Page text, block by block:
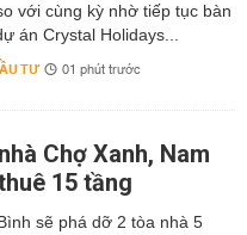
với cùng kỳ nhờ tiếp tục bàn
án Crystal Holidays...
TƯ 01 phút trước
Chợ Xanh, Nam
15 tầng
sẽ phá dỡ 2 tòa nhà 5